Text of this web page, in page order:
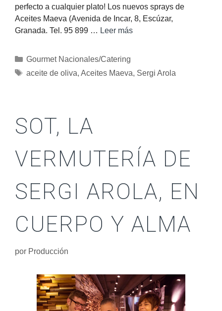
perfecto a cualquier plato! Los nuevos sprays de
Aceites Maeva (Avenida de Incar, 8, Escúzar,
Granada. Tel. 95 899 … Leer más
Gourmet Nacionales/Catering
aceite de oliva, Aceites Maeva, Sergi Arola
SOT, LA
VERMUTERÍA DE
SERGI AROLA, EN
CUERPO Y ALMA
por Producción